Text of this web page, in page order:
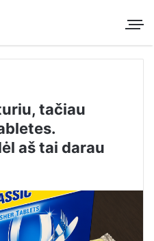
tačiau
aš tai darau